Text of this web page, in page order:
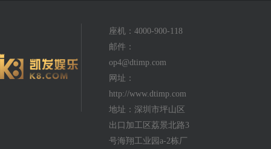
座机：4000-900-118
邮件：
op4@dtimp.com
网址：
http://www.dtimp.com
地址：深圳市坪山区
出口加工区荔景北路3
号海翔工业园a-2栋厂